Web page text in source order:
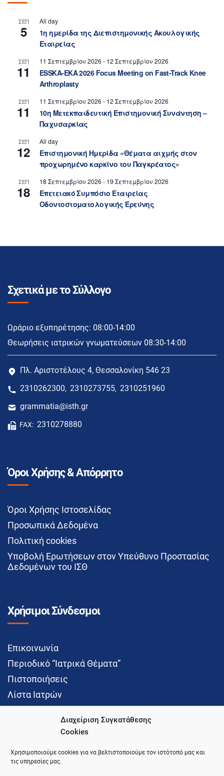
Διαχείριση Συγκατάθεσης
Cookies
Χρησιμοποιούμε cookies για να βελτιστοποιούμε τον ιστότοπό μας και
τις υπηρεσίες μας.
ΣΕΠ
5
All day
1η ημερίδα της Διεπιστημονικής Ακουλογικής
Εταιρείας
ΣΕΠ
11
11 Σεπτεμβρίου 2026 - 12 Σεπτεμβρίου 2026
ESSKA-EKA 2026 Focus Meeting on Fast-Track Knee
Arthroplasty
ΣΕΠ
11
11 Σεπτεμβρίου 2026 - 12 Σεπτεμβρίου 2026
10η Μετεκπαιδευτική Επιστημονική Συνάντηση –
Παχυσαρκίας
ΣΕΠ
12
All day
Επιστημονική Ημερίδα «Θέματα αιχμής στον
προχωρημένο καρκίνο του Παγκρέατος»
ΣΕΠ
18
18 Σεπτεμβρίου 2026 - 19 Σεπτεμβρίου 2026
Επετειακό Συμπόσιο Εταιρείας
Οδοντοστοματολογικής Ερεύνης
Σχετικά με το Σύλλογο
Ωράριο εξυπηρέτησης: 08:00-14:00
Θεωρήσεις ιατρικών γνωματεύσεων 08:30-14:00
Πλ. Αριστοτέλους 4, Θεσσαλονίκη 546 23
2310262300, 2310273755, 2310251960
grammatia@isth.gr
FAX: 2310278880
Όροι Χρήσης & Απόρρητο
Όροι Χρήσης Ιστοσελίδας
Προσωπικά Δεδομένα
Πολιτική cookies
Υποβολή Ερωτήσεων στον Υπεύθυνο Προστασίας
Δεδομένων του ΙΣΘ
Χρήσιμοι Σύνδεσμοι
Επικοινωνία
Περιοδικό “Ιατρικά Θέματα”
Πιστοποιήσεις
Λίστα Ιατρών
Social Media